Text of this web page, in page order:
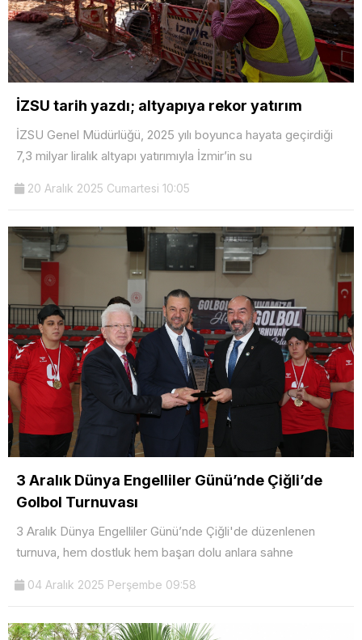
İZSU tarih yazdı; altyapıya rekor yatırım
İZSU Genel Müdürlüğü, 2025 yılı boyunca hayata geçirdiği
7,3 milyar liralık altyapı yatırımıyla İzmir’in su
20 Aralık 2025 Cumartesi 10:05
3 Aralık Dünya Engelliler Günü’nde Çiğli’de
Golbol Turnuvası
3 Aralık Dünya Engelliler Günü’nde Çiğli'de düzenlenen
turnuva, hem dostluk hem başarı dolu anlara sahne
04 Aralık 2025 Perşembe 09:58